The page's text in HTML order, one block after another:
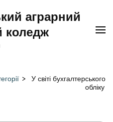
аграрний
коледж
>
У світі бухгалтерського
обліку